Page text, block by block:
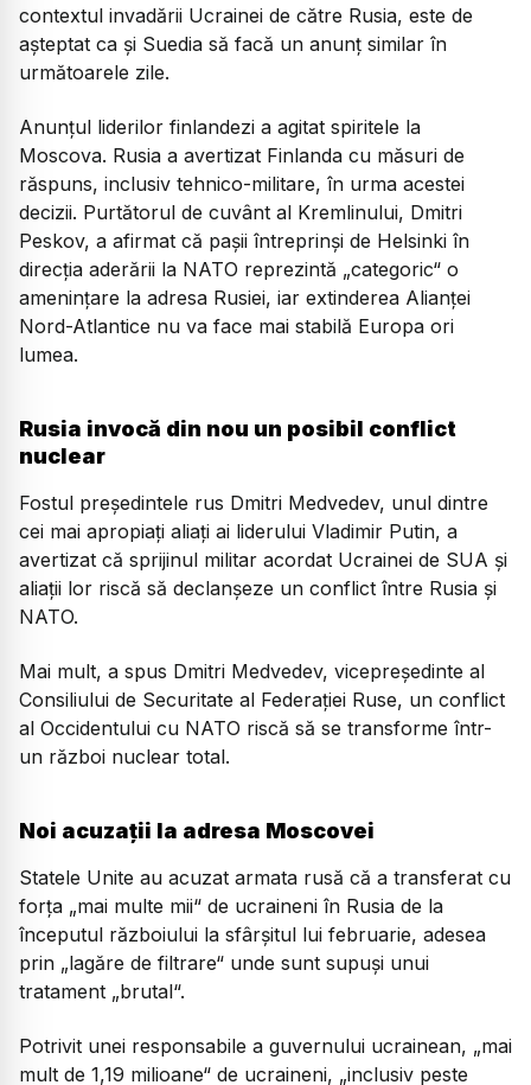
contextul invadării Ucrainei de către Rusia, este de
așteptat ca și Suedia să facă un anunț similar în
următoarele zile.
Anunțul liderilor finlandezi a agitat spiritele la
Moscova. Rusia a avertizat Finlanda cu măsuri de
răspuns, inclusiv tehnico-militare, în urma acestei
decizii. Purtătorul de cuvânt al Kremlinului, Dmitri
Peskov, a afirmat că paşii întreprinşi de Helsinki în
direcţia aderării la NATO reprezintă „categoric“ o
ameninţare la adresa Rusiei, iar extinderea Alianţei
Nord-Atlantice nu va face mai stabilă Europa ori
lumea.
Rusia invocă din nou un posibil conflict
nuclear
Fostul preşedintele rus Dmitri Medvedev, unul dintre
cei mai apropiaţi aliaţi ai liderului Vladimir Putin, a
avertizat că sprijinul militar acordat Ucrainei de SUA şi
aliaţii lor riscă să declanşeze un conflict între Rusia şi
NATO.
Mai mult, a spus Dmitri Medvedev, vicepreşedinte al
Consiliului de Securitate al Federaţiei Ruse, un conflict
al Occidentului cu NATO riscă să se transforme într-
un război nuclear total.
Noi acuzații la adresa Moscovei
Statele Unite au acuzat armata rusă că a transferat cu
forţa „mai multe mii“ de ucraineni în Rusia de la
începutul războiului la sfârşitul lui februarie, adesea
prin „lagăre de filtrare“ unde sunt supuşi unui
tratament „brutal“.
Potrivit unei responsabile a guvernului ucrainean, „mai
mult de 1,19 milioane“ de ucraineni, „inclusiv peste